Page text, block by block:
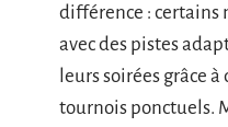
différence : certains
avec des pistes
leurs soirées grâce
tournois ponctuels.